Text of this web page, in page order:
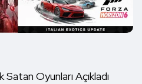
Oyunları Açıkladı